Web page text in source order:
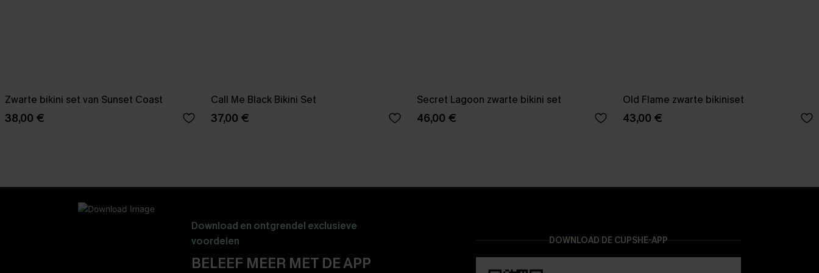
Zwarte bikini set van Sunset Coast
38,00 €
Call Me Black Bikini Set
37,00 €
Secret Lagoon zwarte bikini set
46,00 €
Old Flame zwarte bikiniset
43,00 €
Download en ontgrendel exclusieve
voordelen
BELEEF MEER MET DE APP
DOWNLOAD DE CUPSHE-APP